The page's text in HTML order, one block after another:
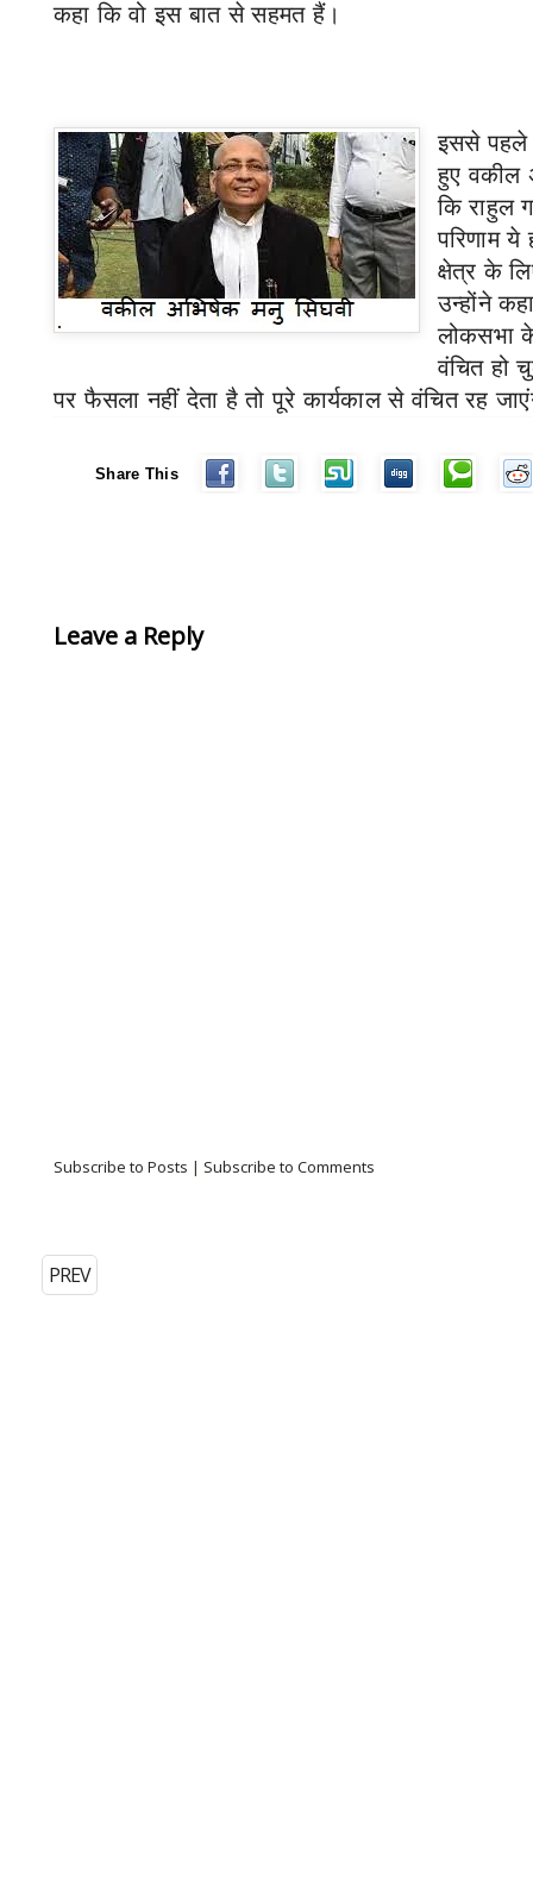
कहा कि वो इस बात से सहमत हैं।
इससे पहले
हुए वकील
कि राहुल
परिणाम ये
क्षेत्र के
उन्होंने
लोकसभा
वंचित हो
पर फैसला नहीं देता है तो पूरे कार्यकाल से वंचित रह
Share This
Leave a Reply
Subscribe to Posts | Subscribe to Comments
PREV